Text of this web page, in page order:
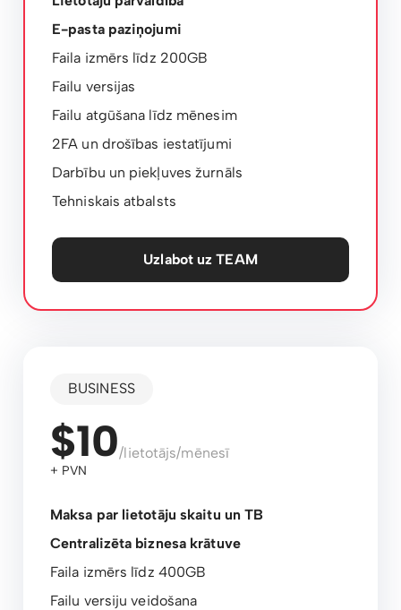
E-pasta paziņojumi
Faila izmērs līdz 200GB
Failu versijas
Failu atgūšana līdz mēnesim
2FA un drošības iestatījumi
Darbību un piekļuves žurnāls
Tehniskais atbalsts
Uzlabot uz TEAM
BUSINESS
$10/lietotājs/mēnesī
+ PVN
Maksa par lietotāju skaitu un TB
Centralizēta biznesa krātuve
Faila izmērs līdz 400GB
Failu versiju veidošana